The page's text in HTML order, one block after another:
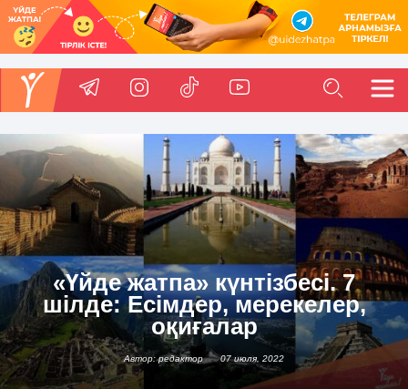
«Үйде жатпа» күнтізбесі. 7
шілде: Есімдер, мерекелер,
оқиғалар
Автор: редактор 07 июля, 2022